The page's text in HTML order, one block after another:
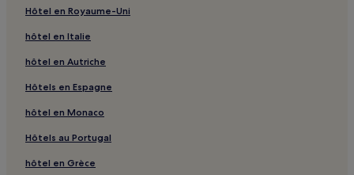
Hôtel en Royaume-Uni
hôtel en Italie
hôtel en Autriche
Hôtels en Espagne
hôtel en Monaco
Hôtels au Portugal
hôtel en Grèce